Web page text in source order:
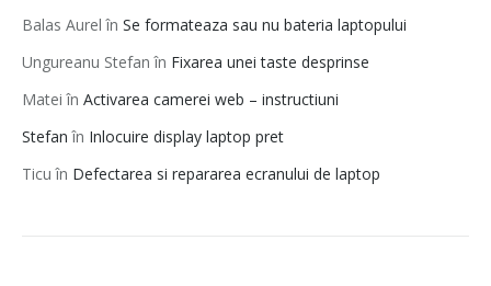
Balas Aurel în Se formateaza sau nu bateria laptopului
Ungureanu Stefan în Fixarea unei taste desprinse
Matei în Activarea camerei web – instructiuni
Stefan în Inlocuire display laptop pret
Ticu în Defectarea si repararea ecranului de laptop